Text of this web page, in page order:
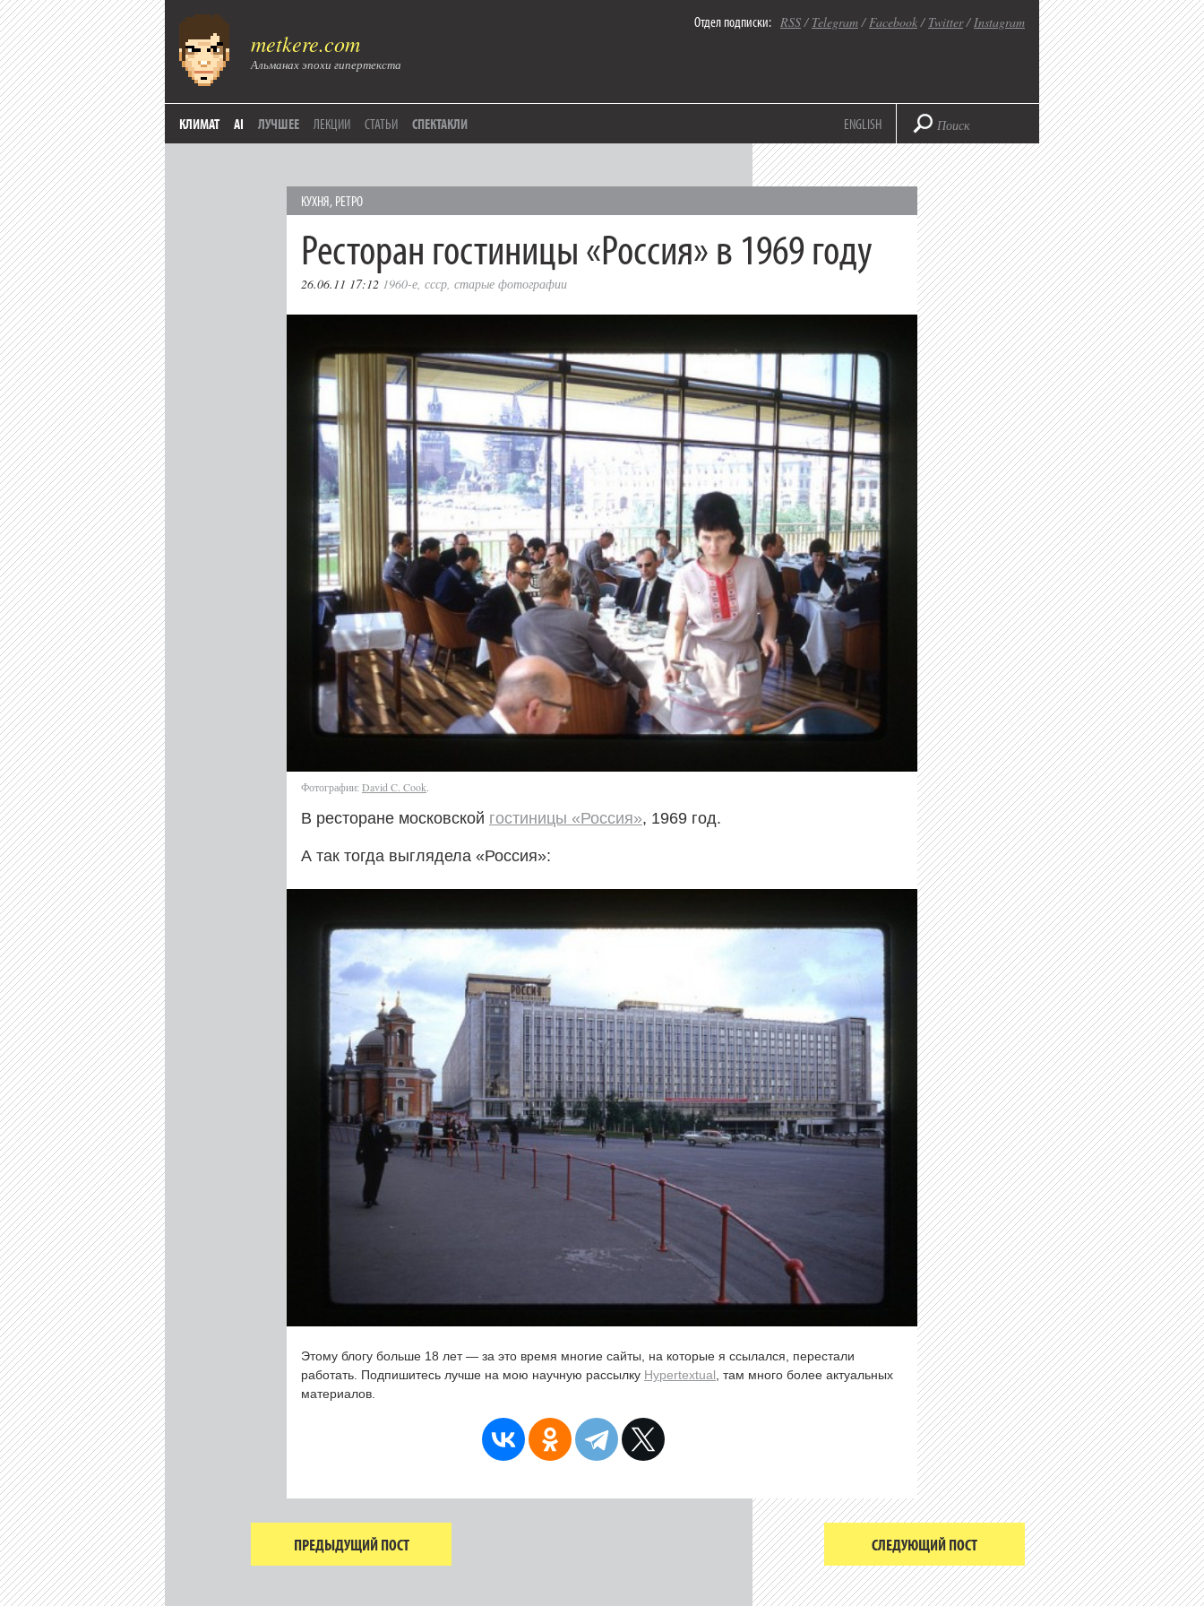
metkere.com
Альманах эпохи гипертекста
Отдел подписки: RSS/ Telegram/Facebook/ Twitter/Instagram
КЛИМАТ AI ЛУЧШЕЕ ЛЕКЦИИ СТАТЬИ СПЕКТАКЛИ ENGLISH
КУХНЯ, РЕТРО
Ресторан гостиницы «Россия» в 1969 году
26.06.11 17:12 1960-е, ссср, старые фотографии
Фотографии: David C. Cook.
В ресторане московской гостиницы «Россия», 1969 год.
А так тогда выглядела «Россия»:
Этому блогу больше 18 лет — за это время многие сайты, на которые я ссылался, перестали
работать. Подпишитесь лучше на мою научную рассылку Hypertextual , там много более актуальных
материалов.
ПРЕДЫДУЩИЙ ПОСТ СЛЕДУЮЩИЙ ПОСТ